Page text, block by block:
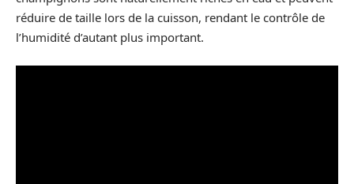
réduire de taille lors de la cuisson, rendant le contrôle de
l’humidité d’autant plus important.